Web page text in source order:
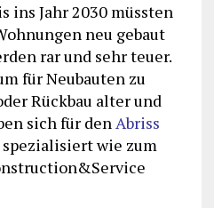
ins Jahr 2030 müssten
neu gebaut
rar und sehr teuer.
für Neubauten zu
Rückbau alter und
sich für denAbriss
wie zum